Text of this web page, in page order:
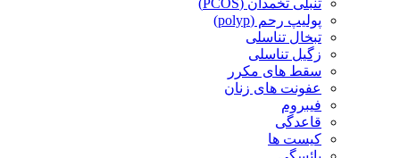
تنبلی تخمدان (PCOS)
پولیپ رحم (polyp)
تبخال تناسلی
زگیل تناسلی
سقط های مکرر
عفونت های زنان
فیبروم
قاعدگی
کیست ها